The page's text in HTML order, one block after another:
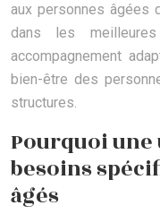
aux personnes âgées
dans les
accompagnement
bien-être des
structures.
Pourquoi
besoins
âgés